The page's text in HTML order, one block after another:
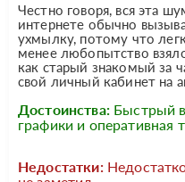
Честно говоря, вся эта
интернете обычно
ухмылку, потому что
менее любопытство
как старый знакомый за
свой личный кабинет на
Достоинства: Быстрый
графики и оперативная
Недостатки: